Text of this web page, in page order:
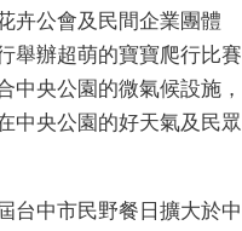
卉公會及民間企業團體
舉辦超萌的寶寶爬行比賽
中央公園的微氣候設施，
中央公園的好天氣及民眾
台中市民野餐日擴大於中